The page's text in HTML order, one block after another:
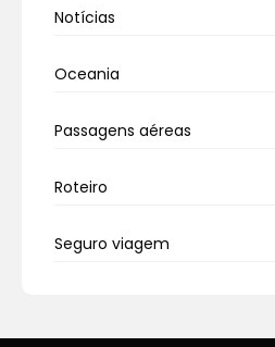
Notícias
Oceania
Passagens aéreas
Roteiro
Seguro viagem